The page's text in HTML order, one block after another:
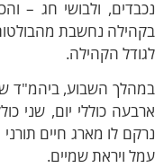
ולבושי חג –
נחשבת מהבולטות
הקהילה.
השבוע, ביהמ"ד
כוללי יום, שני
לו מארג חיים תורני
ויראת שמיים.